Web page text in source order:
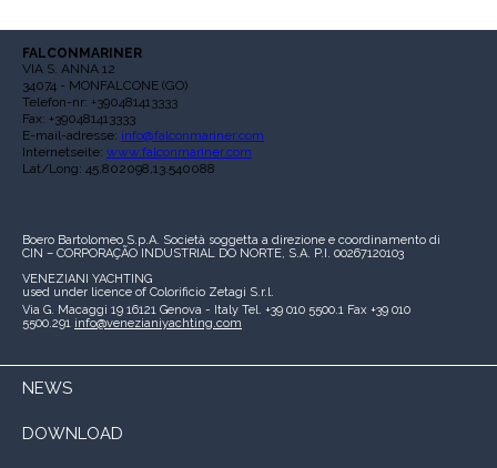
FALCONMARINER
VIA S. ANNA 12
34074 - MONFALCONE (GO)
Telefon-nr: +390481413333
Fax: +390481413333
E-mail-adresse: info@falconmariner.com
Internetseite: www.falconmariner.com
Lat/Long: 45.802098,13.540088
Boero Bartolomeo S.p.A. Società soggetta a direzione e coordinamento di
CIN – CORPORAÇÃO INDUSTRIAL DO NORTE, S.A. P.I. 00267120103
VENEZIANI YACHTING
used under licence of Colorificio Zetagi S.r.l.
Via G. Macaggi 19 16121 Genova - Italy Tel. +39 010 5500.1 Fax +39 010
5500.291 info@venezianiyachting.com
NEWS
DOWNLOAD